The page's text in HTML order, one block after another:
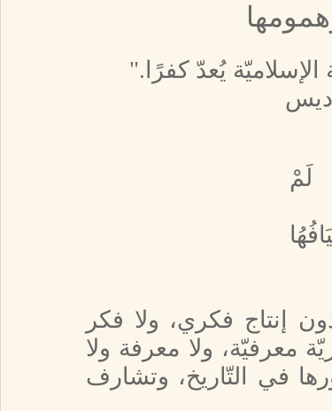
يُعدّ كفرًا."
لَمْ
إنتاج فكري، ولا فكر
معرفيّة، ولا معرفة ولا
في التّاريخ، وتشارف